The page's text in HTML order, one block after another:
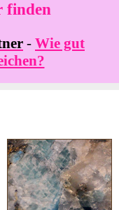
finden
- Wie gut